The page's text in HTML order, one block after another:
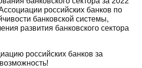
российских банков по
банковской системы,
развития банковского сектора
российских банков за